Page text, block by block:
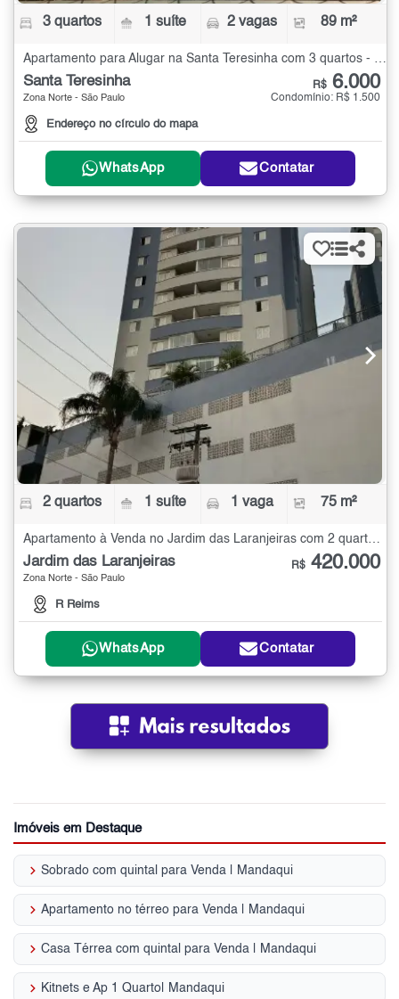
3 quartos 1 suíte 2 vagas 89 m²
Santa Teresinha
Zona Norte - São Paulo
Endereço no círculo do mapa
R$ 6.000
Condomínio: R$ 1.500
WhatsApp Contatar
2 quartos 1 suíte 1 vaga 75 m²
Jardim das Laranjeiras
Zona Norte - São Paulo
R Reims
R$ 420.000
WhatsApp Contatar
Imóveis em Destaque
keyboard_arrow_right Sobrado com quintal para Venda | Mandaqui
keyboard_arrow_right Apartamento no térreo para Venda | Mandaqui
keyboard_arrow_right Casa Térrea com quintal para Venda | Mandaqui
keyboard_arrow_right Kitnets e Ap 1 Quarto| Mandaqui